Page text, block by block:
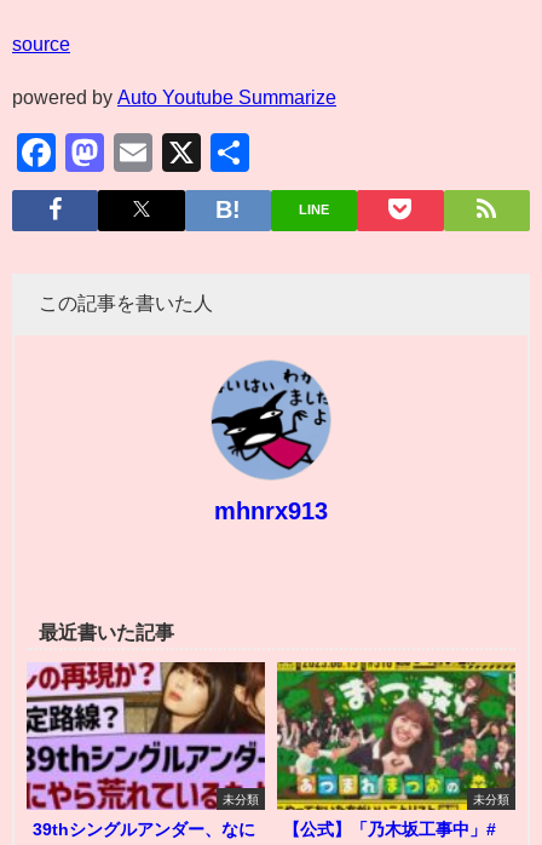
source
powered by Auto Youtube Summarize
Facebook
Mastodon
Email
X
有
LINE
この記事を書いた人
mhnrx913
最近書いた記事
未分類
39thシングルアンダー、なに
未分類
【公式】「乃木坂工事中」#